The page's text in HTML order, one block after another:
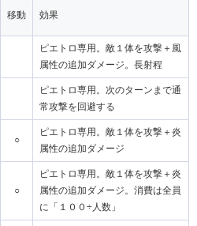
移動 効果
ピエトロ専用。敵１体を攻撃＋風
属性の追加ダメージ。長射程
ピエトロ専用。次のターンまで通
常攻撃を回避する
○
ピエトロ専用。敵１体を攻撃＋炎
属性の追加ダメージ
○
ピエトロ専用。敵１体を攻撃＋炎
属性の追加ダメージ。消費は全員
に「１００÷人数」